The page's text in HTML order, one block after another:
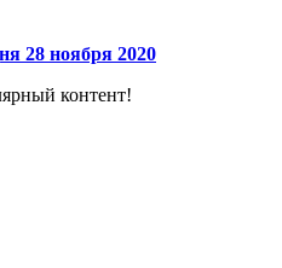
28 ноября 2020
контент!